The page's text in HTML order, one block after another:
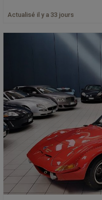
Actualisé il y a 33 jours